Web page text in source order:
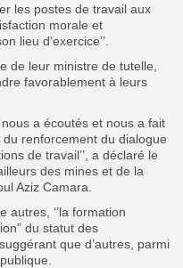
les postes de travail aux
morale et
lieu d’exercice’’.
de leur ministre de tutelle,
favorablement à leurs
a écoutés et nous a fait
renforcement du dialogue
de travail’’, a déclaré le
des mines et de la
Aziz Camara.
autres, ‘’la formation
du statut des
que d’autres, parmi